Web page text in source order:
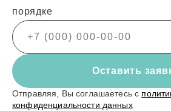
порядке
Оставить
Отправляя, Вы соглашаетесь с
конфиденциальности данных